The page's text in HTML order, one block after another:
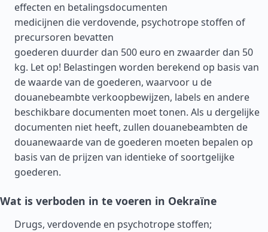
effecten en betalingsdocumenten
medicijnen die verdovende, psychotrope stoffen of
precursoren bevatten
goederen duurder dan 500 euro en zwaarder dan 50
kg. Let op! Belastingen worden berekend op basis van
de waarde van de goederen, waarvoor u de
douanebeambte verkoopbewijzen, labels en andere
beschikbare documenten moet tonen. Als u dergelijke
documenten niet heeft, zullen douanebeambten de
douanewaarde van de goederen moeten bepalen op
basis van de prijzen van identieke of soortgelijke
goederen.
Wat is verboden in te voeren in Oekraïne
Drugs, verdovende en psychotrope stoffen;